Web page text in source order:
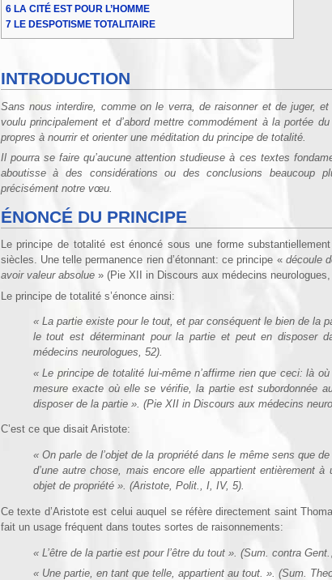
6 LA CITÉ EST POUR L’HOMME
7 LE DESPOTISME TOTALITAIRE
INTRODUCTION
Sans nous interdire, comme on le verra, de raisonner et de juger,
voulu principalement et d’abord mettre commodément à la portée
propres à nourrir et orienter une méditation du principe de totalité.
Il pourra se faire qu’aucune attention studieuse à ces textes
aboutisse à des considérations ou des conclusions beaucoup
précisément notre vœu.
ÉNONCÉ DU PRINCIPE
Le principe de totalité est énoncé sous une forme
siècles. Une telle permanence rien d’étonnant: ce principe « découle
avoir valeur absolue » (Pie XII in Discours aux médecins neurologues,
Le principe de totalité s’énonce ainsi:
« La partie existe pour le tout, et par conséquent le bien de la
le tout est déterminant pour la partie et peut en disposer
médecins neurologues, 52).
« Le principe de totalité lui-même n’affirme rien que ceci: là
mesure exacte où elle se vérifie, la partie est subordonnée
disposer de la partie ». (Pie XII in Discours aux médecins
C’est ce que disait Aristote:
« On parle de l’objet de la propriété dans le même sens que
d’une autre chose, mais encore elle appartient entièrement
objet de propriété ». (Aristote, Polit., I, IV, 5).
Ce texte d’Aristote est celui auquel se réfère directement saint
fait un usage fréquent dans toutes sortes de raisonnements:
« L’être de la partie est pour l’être du tout ». (Sum. contra Gent.
« Une partie, en tant que telle, appartient au tout. ». (Sum.